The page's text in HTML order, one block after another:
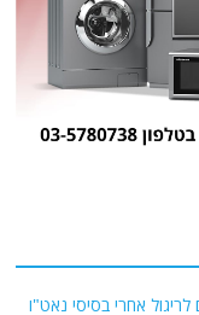
אחרי בסיסי נאט"ו
בסומליה והאיום